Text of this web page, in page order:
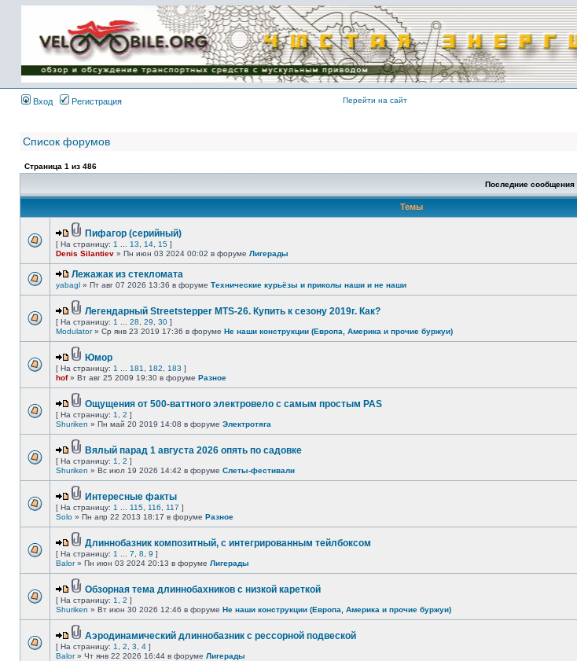
Имя пользователя:
Пароль:
{ LOG_ME_IN_SHORT
}
Вход Регистрация Перейти на сайт
Список форумов
Страница 1 из 486
Последние сообщения
Темы
Пифагор (серийный)
[ На страницу: 1 13 14 15 ]
Denis Silantiev » Пн июн 03 2024 00:02 в форуме Лигерады
Лежажак из стекломата
yabagl » Пт авг 07 2026 13:36 в форуме Технические курьёзы и приколы наши и не наши
Легендарный Streetstepper MTS-26. Купить к сезону 2019г. Как?
[ На страницу: 1 28 29 30 ]
Modulator» Ср янв 23 2019 17:36 в форуме Не наши конструкции (Европа, Америка и прочие буржуи)
Юмор
[ На страницу: 1 181 182 183 ]
hof» Вт авг 25 2009 19:30 в форуме Разное
Ощущения от 500-ваттного электровело с самым простым PAS
[ На страницу: 1 2 ]
Shuriken » Пн май 20 2019 14:08 в форуме Электротяга
Вялый парад 1 августа 2026 опять по садовке
[ На страницу: 1 2 ]
Shuriken » Вс июл 19 2026 14:42 в форуме Слеты-фестивали
Интересные факты
[ На страницу: 1 115 116 117 ]
Solo » Пн апр 22 2013 18:17 в форуме Разное
Длиннобазник композитный, с интегрированным тейлбоксом
[ На страницу: 1 7 8 9 ]
Balor» Пн июн 03 2024 20:13 в форуме Лигерады
Обзорная тема длиннобахников с низкой кареткой
[ На страницу: 1 2 ]
Shuriken » Вт июн 30 2026 12:46 в форуме Не наши конструкции (Европа, Америка и прочие буржуи)
Аэродинамический длиннобазник с рессорной подвеской
[ На страницу: 1 2 3 4 ]
Balor» Чт янв 22 2026 16:44 в форуме Лигерады